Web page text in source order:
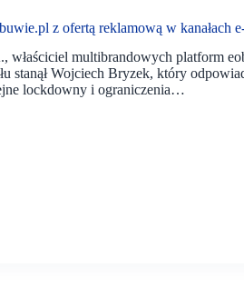
z ofertą reklamową w kanałach
właściciel multibrandowych platform
stanął Wojciech Bryzek, który
lockdowny i ograniczenia…